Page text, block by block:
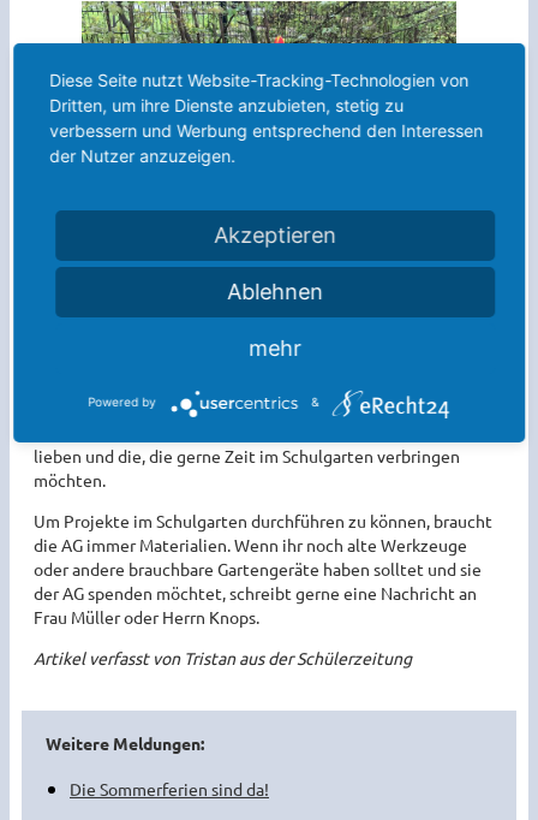
selbst angelegtes Blumenbeet der AG
Leider wird der Schulgarten, wie sich das einige wünschen,
nicht für alle Schülerinnen und Schüler begehbar sein, da die
Schüler ihren Müll im Schulgarten lassen würden. Diese AG ist
lieben und die, die gerne Zeit im Schulgarten verbringen
möchten.
Um Projekte im Schulgarten durchführen zu können, braucht
die AG immer Materialien. Wenn ihr noch alte Werkzeuge
oder andere brauchbare Gartengeräte haben solltet und sie
der AG spenden möchtet, schreibt gerne eine Nachricht an
Frau Müller oder Herrn Knops.
Artikel verfasst von Tristan aus der Schülerzeitung
Weitere Meldungen:
Die Sommerferien sind da!
Diese Seite nutzt Website-Tracking-Technologien von
Dritten, um ihre Dienste anzubieten, stetig zu
verbessern und Werbung entsprechend den Interessen
der Nutzer anzuzeigen.
Akzeptieren
Ablehnen
mehr
Powered by &